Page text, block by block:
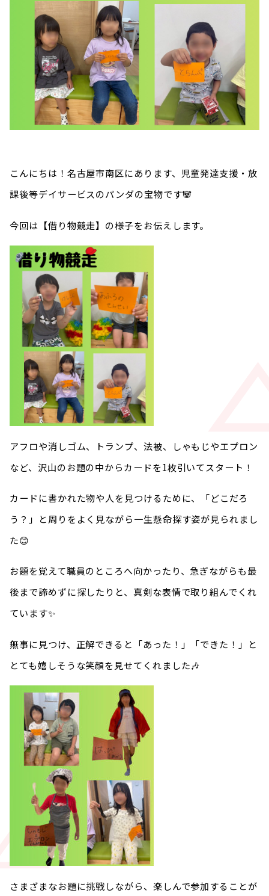
こんにちは！名古屋市南区にあります、児童発達支援・放
課後等デイサービスのパンダの宝物です🐼
今回は【借り物競走】の様子をお伝えします。
アフロや消しゴム、トランプ、法被、しゃもじやエプロン
など、沢山のお題の中からカードを1枚引いてスタート！
カードに書かれた物や人を見つけるために、「どこだろ
う？」と周りをよく見ながら一生懸命探す姿が見られまし
た😊
お題を覚えて職員のところへ向かったり、急ぎながらも最
後まで諦めずに探したりと、真剣な表情で取り組んでくれ
ています✨
無事に見つけ、正解できると「あった！」「できた！」と
とても嬉しそうな笑顔を見せてくれました🎶
さまざまなお題に挑戦しながら、楽しんで参加することが